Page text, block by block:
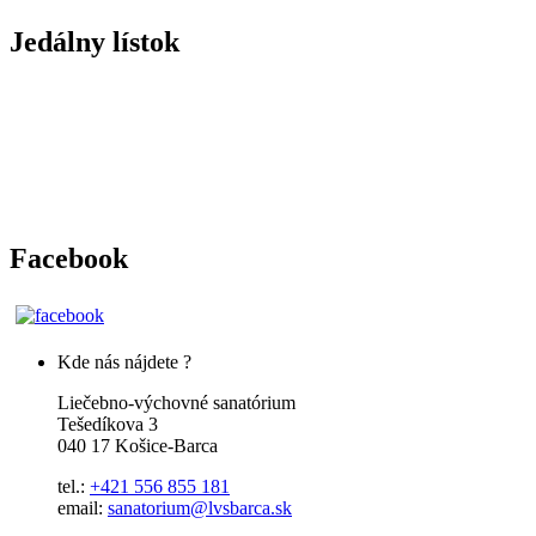
Jedálny lístok
Facebook
Kde nás nájdete ?
Liečebno-výchovné sanatórium
Tešedíkova 3
040 17 Košice-Barca
tel.: +421 556 855 181
email: sanatorium@lvsbarca.sk